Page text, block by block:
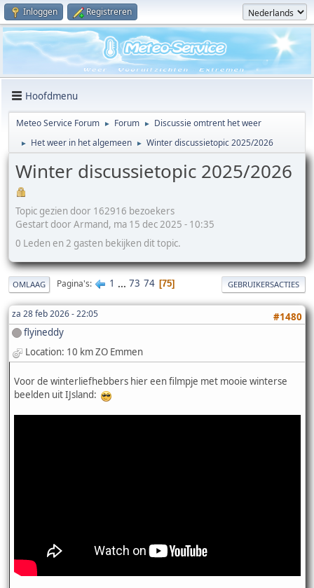
Inloggen Registreren
Hoofdmenu
Meteo Service Forum ► Forum ► Discussie omtrent het weer
► Het weer in het algemeen ► Winter discussietopic 2025/2026
Winter discussietopic 2025/2026
Topic gezien door 162916 bezoekers
Gestart door Armand, ma 15 dec 2025 - 10:35
0 Leden en 2 gasten bekijken dit topic.
OMLAAG Pagina's 1 ... 73 74 75 GEBRUIKERSACTIES
za 28 feb 2026 - 22:05
#1480
flyineddy
Location: 10 km ZO Emmen
Voor de winterliefhebbers hier een filmpje met mooie winterse
beelden uit IJsland: